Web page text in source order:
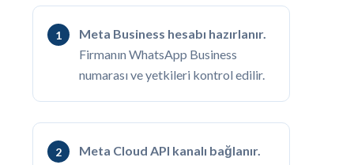
Meta Business hesabı hazırlanır.
Firmanın WhatsApp Business
numarası ve yetkileri kontrol edilir.
Meta Cloud API kanalı bağlanır.